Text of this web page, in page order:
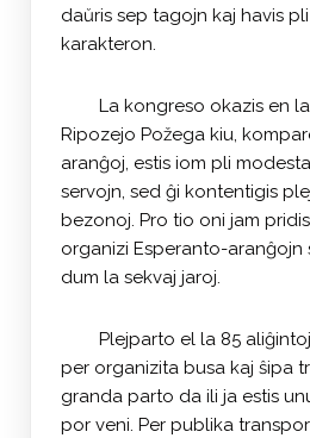
daŭris sep tagojn kaj havis
karakteron.
La kongreso okazis en
Ripozejo Požega kiu,
aranĝoj, estis iom pli
servojn, sed ĝi kontentigis
bezonoj. Pro tio oni jam
organizi Esperanto-aranĝojn
dum la sekvaj jaroj.
Plejparto el la 85
per organizita busa kaj ŝipa
granda parto da ili ja estis
por veni. Per publika